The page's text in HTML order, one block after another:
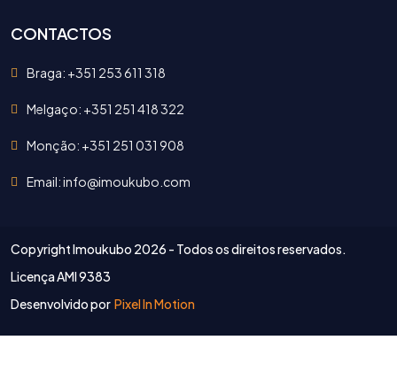
CONTACTOS
Braga: +351 253 611 318
Melgaço: +351 251 418 322
Monção: +351 251 031 908
Email: info@imoukubo.com
Copyright Imoukubo 2026 - Todos os direitos reservados.
Licença AMI 9383
Desenvolvido por Pixel In Motion